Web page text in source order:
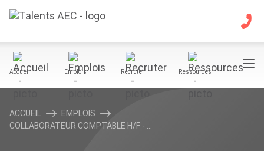
Accueil Emplois Recruter Ressources
ACCUEIL
EMPLOIS
COLLABORATEUR COMPTABLE H/F - ...